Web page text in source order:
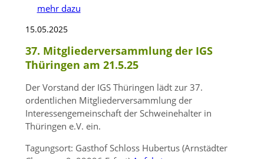
mehr dazu
15.05.2025
37. Mitgliederversammlung der IGS
Thüringen am 21.5.25
Der Vorstand der IGS Thüringen lädt zur 37.
ordentlichen Mitgliederversammlung der
Interessengemeinschaft der Schweinehalter in
Thüringen e.V. ein.
Tagungsort: Gasthof Schloss Hubertus (Arnstädter